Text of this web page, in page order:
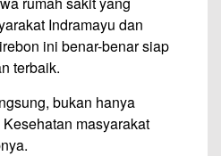
Indramayu dan
ini benar-benar siap
terbaik.
bukan hanya
masyarakat